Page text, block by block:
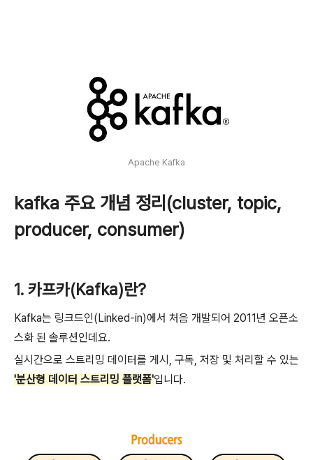
Apache Kafka
kafka 주요 개념 정리(cluster, topic,
producer, consumer)
1. 카프카(Kafka)란?
Kafka는 링크드인(Linked-in)에서 처음 개발되어 2011년 오픈소
스화 된 솔루션인데요.
실시간으로 스트리밍 데이터를 게시, 구독, 저장 및 처리할 수 있는
'분산형 데이터 스트리밍 플랫폼'입니다.